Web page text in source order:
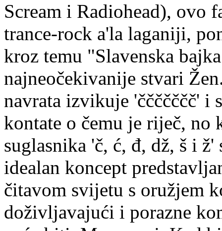
Scream i Radiohead), ovo
trance-rock a'la laganiji,
kroz temu "Slavenska
najneočekivanije stvari
navrata izvikuje 'ččččččč' i
kontate o čemu je riječ, no
suglasnika 'č, ć, đ, dž, š i
idealan koncept
čitavom svijetu s oružjem
doživljavajući i porazne